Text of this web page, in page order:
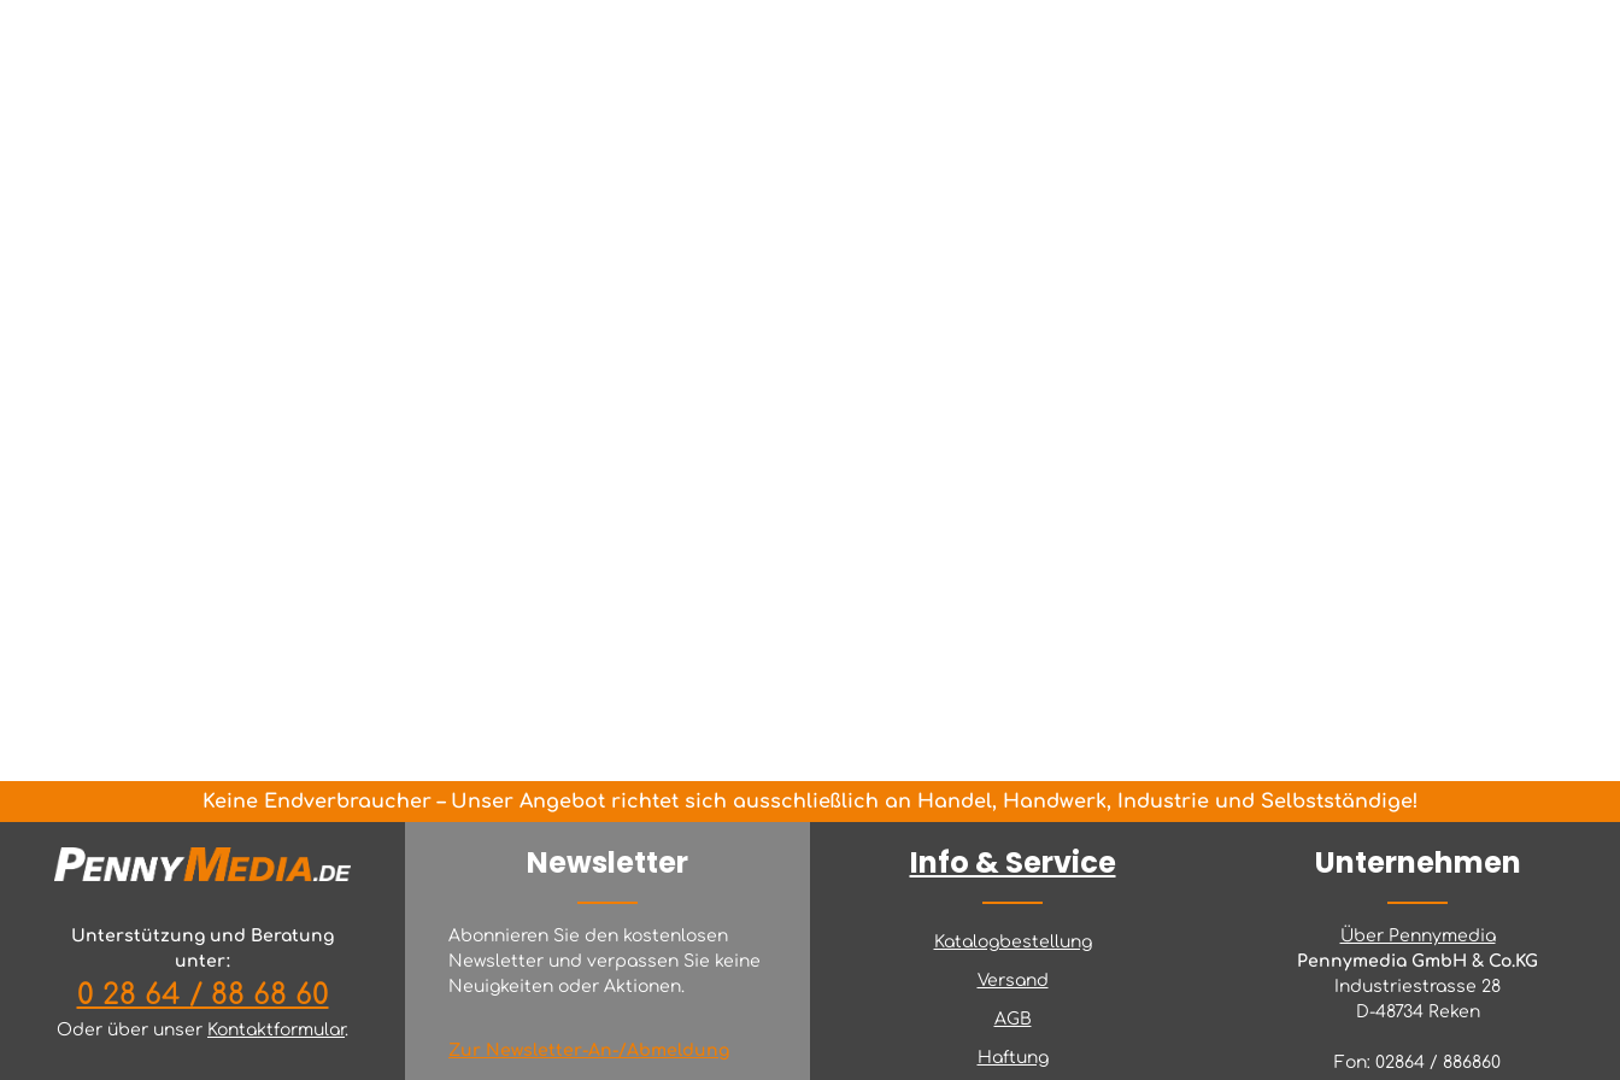
Keine Endverbraucher – Unser Angebot richtet sich ausschließlich an Handel, Handwerk, Industrie und Selbstständige!
Unterstützung und Beratung
unter:
0 28 64 / 88 68 60
Oder über unser Kontaktformular.
Newsletter
Abonnieren Sie den kostenlosen
Newsletter und verpassen Sie keine
Neuigkeiten oder Aktionen.
Zur Newsletter-An-/Abmeldung
Info & Service
Katalogbestellung
Versand
AGB
Haftung
Unternehmen
Über Pennymedia
Pennymedia GmbH & Co.KG
Industriestrasse 28
D-48734 Reken
Fon: 02864 / 886860